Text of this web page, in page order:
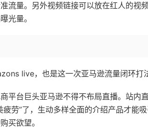
流量。另外视频链接可以放在红人的视
光量。
live，也是这一次亚马逊流量闭环打
平台巨头亚马逊不得不布局直播。站内
劳”了，生动多样全面的介绍产品才能
买欲望。